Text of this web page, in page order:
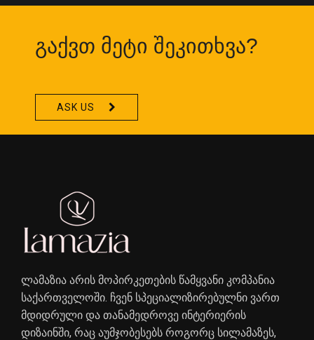
გაქვთ მეტი შეკითხვა?
ASK US
ლამაზია არის მოპირკეთების წამყვანი კომპანია
საქართველოში. ჩვენ სპეციალიზირებულნი ვართ
მდიდრული და თანამედროვე ინტერიერის
დიზაინში, რაც აუმჯობესებს როგორც სილამაზეს,